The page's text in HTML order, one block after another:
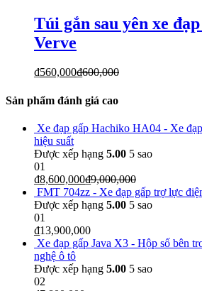
Túi gắn sau yên xe
Verve
₫560,000₫600,000
Sản phẩm đánh giá cao
Xe đạp gấp Hachiko HA04 - Xe
hiệu suất
Được xếp hạng 5.00 5 sao
01
₫8,600,000₫9,000,000
FMT 704zz - Xe đạp gấp trợ lực
Được xếp hạng 5.00 5 sao
01
₫13,900,000
Xe đạp gấp Java X3 - Hộp số bên
nghệ ô tô
Được xếp hạng 5.00 5 sao
02